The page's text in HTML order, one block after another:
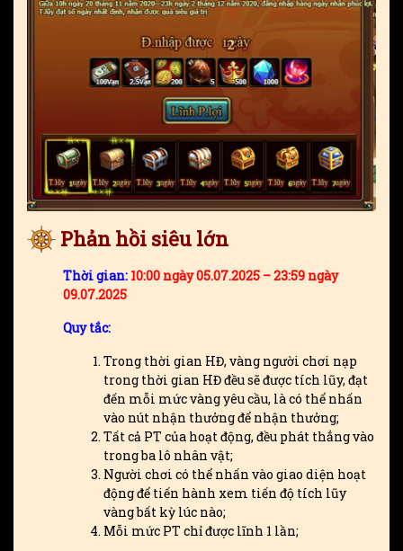
Phản hồi siêu lớn
Thời gian: 10:00 ngày 05.07.2025 – 23:59 ngày
09.07.2025
Quy tắc:
Trong thời gian HĐ, vàng người chơi nạp
trong thời gian HĐ đều sẽ được tích lũy, đạt
đến mỗi mức vàng yêu cầu, là có thể nhấn
vào nút nhận thưởng để nhận thưởng;
Tất cả PT của hoạt động, đều phát thẳng vào
trong ba lô nhân vật;
Người chơi có thể nhấn vào giao diện hoạt
động để tiến hành xem tiến độ tích lũy
vàng bất kỳ lúc nào;
Mỗi mức PT chỉ được lĩnh 1 lần;